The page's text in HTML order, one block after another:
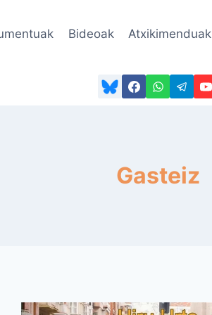
Bideoak Atxikimenduak
Gasteiz